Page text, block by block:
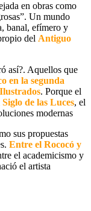
en obras como
”. Un mundo
banal, efímero y
del Antiguo
así?. Aquellos que
en la segunda
. Porque el
Siglo de las Luces, el
modernas
sus propuestas
Entre el Rococó y
el academicismo y
el artista